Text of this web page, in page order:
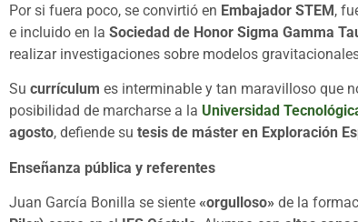
Por si fuera poco, se convirtió en Embajador STEM,
e incluido en la Sociedad de Honor Sigma Gamma
realizar investigaciones sobre modelos
Su currículum es interminable y tan maravilloso que
posibilidad de marcharse a la Universidad
agosto, defiende su tesis de máster en Exploración
Enseñanza pública y referentes
Juan García Bonilla se siente «orgulloso» de la